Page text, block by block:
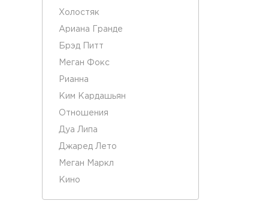
Холостяк
Ариана Гранде
Брэд Питт
Меган Фокс
Рианна
Ким Кардашьян
Отношения
Дуа Липа
Джаред Лето
Меган Маркл
Кино